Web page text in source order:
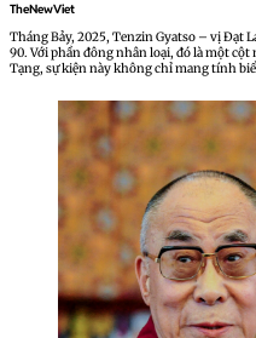
TheNewViet
Tháng Bảy, 2025, Tenzin Gyatso – vị Đạt
90. Với phần đông nhân loại, đó là một
Tạng, sự kiện này không chỉ mang tính